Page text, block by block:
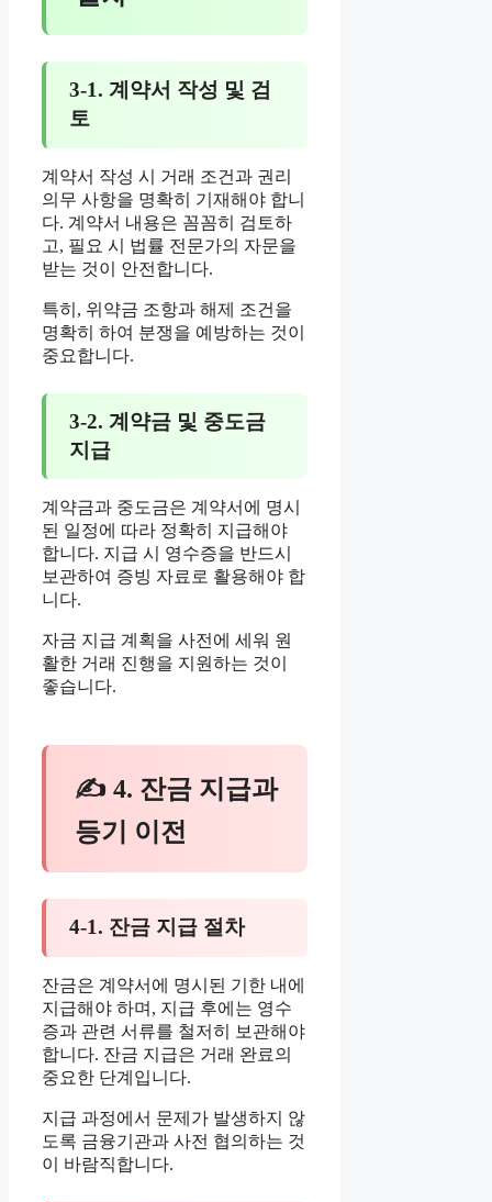
3-1. 계약서 작성 및 검
토
계약서 작성 시 거래 조건과 권리
의무 사항을 명확히 기재해야 합니
다. 계약서 내용은 꼼꼼히 검토하
고, 필요 시 법률 전문가의 자문을
받는 것이 안전합니다.
특히, 위약금 조항과 해제 조건을
명확히 하여 분쟁을 예방하는 것이
중요합니다.
3-2. 계약금 및 중도금
지급
계약금과 중도금은 계약서에 명시
된 일정에 따라 정확히 지급해야
합니다. 지급 시 영수증을 반드시
보관하여 증빙 자료로 활용해야 합
니다.
자금 지급 계획을 사전에 세워 원
활한 거래 진행을 지원하는 것이
좋습니다.
✍ 4. 잔금 지급과
등기 이전
4-1. 잔금 지급 절차
잔금은 계약서에 명시된 기한 내에
지급해야 하며, 지급 후에는 영수
증과 관련 서류를 철저히 보관해야
합니다. 잔금 지급은 거래 완료의
중요한 단계입니다.
지급 과정에서 문제가 발생하지 않
도록 금융기관과 사전 협의하는 것
이 바람직합니다.